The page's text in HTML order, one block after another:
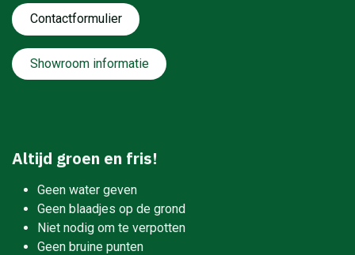
Contactformulie​​​​​​​​r
Showroom informatie
Altijd groen en fris!
Geen water geven
Geen blaadjes op de grond
Niet nodig om te verpotten
Geen bruine punten